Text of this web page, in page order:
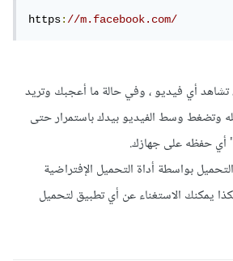
https://m.facebook.com/
أي فيديو ، وفي حالة ما أعجبك وتريد
وتضغط وسط الفيديو بيدك باستمرار حتى
بواسطة أداة التحميل الإفتراضية
يمكنك الاستغناء عن أي تطبيق لتحميل